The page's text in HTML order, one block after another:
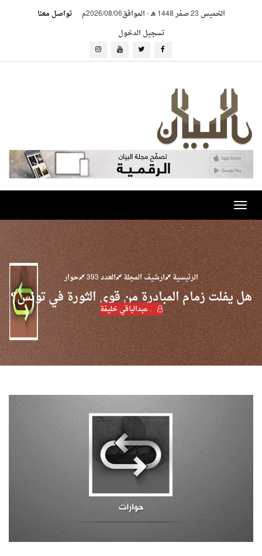
الخميس 23 صفر 1448 هـ -الموافق2026/08/06م
تواصل معنا
تسجيل الدخول
Toggle
navigation
الرئيسية ارشيف المجلة العدد 393 حوار
هل يفلت زمام المبادرة من قوى الثورة في تونس؟
. عبدالباقي خليفة